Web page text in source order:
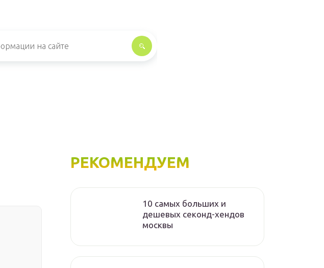
РЕКОМЕНДУЕМ
10 самых больших и
дешевых секонд-хендов
москвы